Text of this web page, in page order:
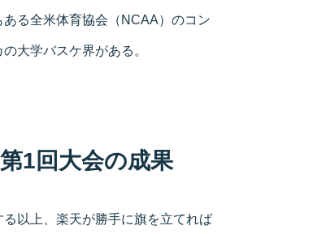
る全米体育協会（NCAA）のコン
大学バスケ界がある。
1回大会の成果
以上、楽天が勝手に旗を立てれば